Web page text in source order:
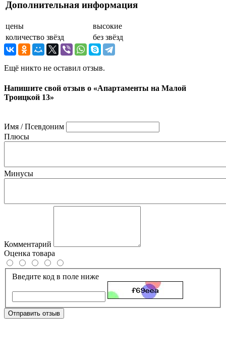
Дополнительная информация
цены
высокие
количество звёзд
без звёзд
Ещё никто не оставил отзыв.
Напишите свой отзыв о «Апартаменты на Малой
Троицкой 13»
Имя / Псевдоним
Плюсы
Минусы
Комментарий
Оценка товара
Введите код в поле ниже
Отправить отзыв